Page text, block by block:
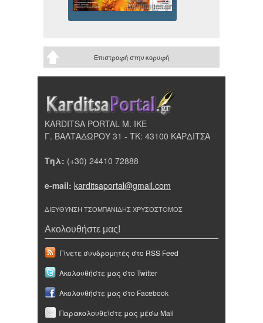
Επιστροφή στην κορυφή
KARDITSA PORTAL Μ. ΙΚΕ
Γ. ΒΑΛΤΑΔΩΡΟΥ 31 - ΤΚ: 43100 ΚΑΡΔΙΤΣΑ
Τηλ: (+30) 24410 72888
e-mail: karditsaportal@gmail.com
ΔΙΕΥΘΥΝΣΗ ΤΣΟΜΠΑΝΙΔΗΣ ΧΡΥΣΟΣΤΟΜΟΣ
Ακολουθήστε μας!
Γίνετε συνδρομητές στο RSS Feed
Ακολουθήστε μας στο Twitter
Ακολουθήστε μας στο Facebook
Παρακολουθείστε μας μέσω Mail